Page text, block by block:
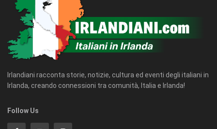
Irlandiani racconta storie, notizie, cultura ed eventi degli italiani in
Irlanda, creando connessioni tra comunità, Italia e Irlanda!
Follow Us